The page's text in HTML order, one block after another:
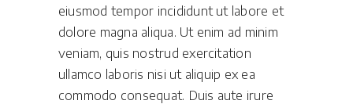
eiusmod tempor incididunt ut labore et
dolore magna aliqua. Ut enim ad minim
veniam, quis nostrud exercitation
ullamco laboris nisi ut aliquip ex ea
commodo consequat. Duis aute irure